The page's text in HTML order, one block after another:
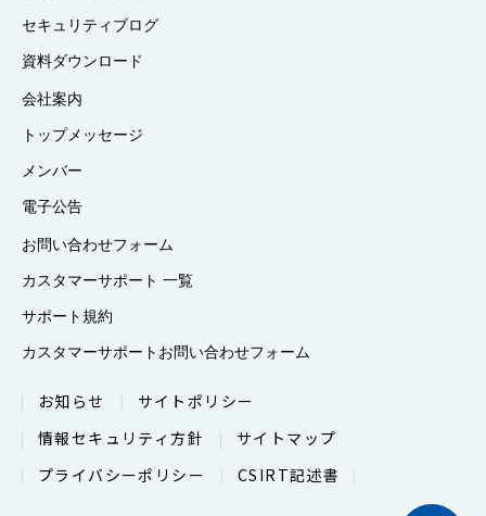
セキュリティブログ
資料ダウンロード
会社案内
トップメッセージ
メンバー
電子公告
お問い合わせフォーム
カスタマーサポート 一覧
サポート規約
カスタマーサポートお問い合わせフォーム
お知らせ
サイトポリシー
情報セキュリティ方針
サイトマップ
プライバシーポリシー
CSIRT記述書